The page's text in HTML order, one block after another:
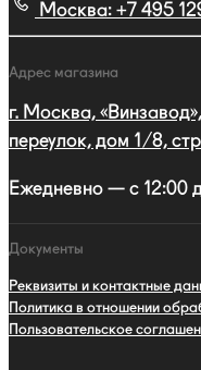
Москва: +7 495
Адрес магазина
г. Москва,
переулок, дом 1/8,
Ежедневно — с 12:00
Документы
Реквизиты и контактные
Политика в отношении
Пользовательское